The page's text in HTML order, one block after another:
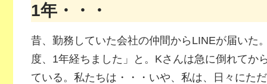
1年・・・
昔、勤務していた会社の仲間からLINEが届いた
度、1年経ちました」と。Kさんは急に倒れてか
ている。私たちは・・・いや、私は、日々にた